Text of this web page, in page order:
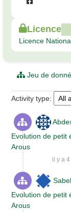
Licence
Licence
Jeu de
Activity type
Evolution de petit
Arous
il y a
Evolution de petit
Arous